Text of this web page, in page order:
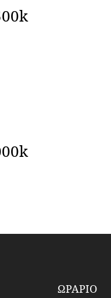
ΩΡΑΡΙΟ